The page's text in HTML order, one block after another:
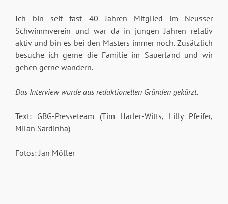
Ich bin seit fast 40 Jahren Mitglied im Neusser
Schwimmverein und war da in jungen Jahren relativ
aktiv und bin es bei den Masters immer noch. Zusätzlich
besuche ich gerne die Familie im Sauerland und wir
gehen gerne wandern.
Das Interview wurde aus redaktionellen Gründen gekürzt.
Text: GBG-Presseteam (Tim Harler-Witts, Lilly Pfeifer,
Milan Sardinha)
Fotos: Jan Möller